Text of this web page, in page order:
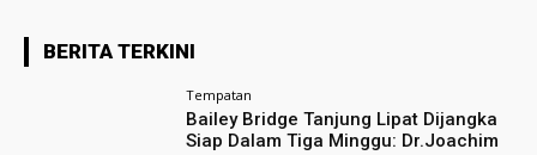
BERITA TERKINI
Tempatan
Bailey Bridge Tanjung Lipat Dijangka
Siap Dalam Tiga Minggu: Dr.Joachim